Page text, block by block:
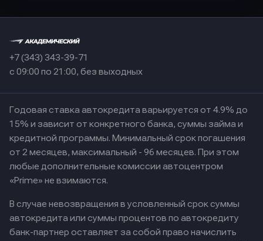
+7 (343) 343-39-71
с 09:00 по 21:00, без выходных
Годовая ставка автокредита варьируется от 4.9% до
15% и зависит от конкретного банка, суммы займа и
кредитной программы. Минимальный срок погашения
от 2 месяцев, максимальный - 96 месяцев. При этом
любые дополнительные комиссии автоцентром
«Prime» не взимаются.
В случае невозвращения в условленный срок суммы
автокредита или суммы процентов по автокредиту
банк-партнер оставляет за собой право начислить